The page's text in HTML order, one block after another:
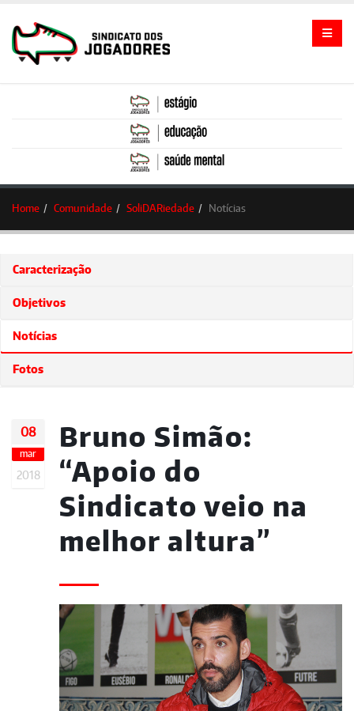
Home Comunidade SoliDARiedade Notícias
Caracterização
Objetivos
Notícias
Fotos
08
mar
2018
Bruno Simão:
“Apoio do
Sindicato veio na
melhor altura”